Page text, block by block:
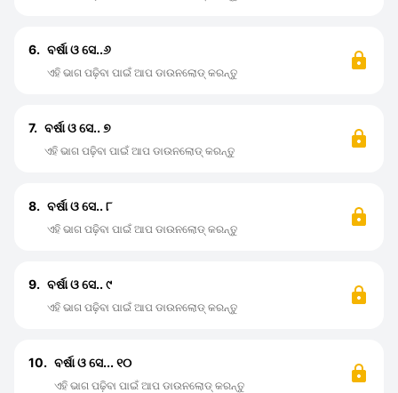
6. ବର୍ଷା ଓ ସେ..୬
ଏହି ଭାଗ ପଢ଼ିବା ପାଇଁ ଆପ ଡାଉନଲୋଡ୍ କରନ୍ତୁ
7. ବର୍ଷା ଓ ସେ.. ୭
ଏହି ଭାଗ ପଢ଼ିବା ପାଇଁ ଆପ ଡାଉନଲୋଡ୍ କରନ୍ତୁ
8. ବର୍ଷା ଓ ସେ.. ୮
ଏହି ଭାଗ ପଢ଼ିବା ପାଇଁ ଆପ ଡାଉନଲୋଡ୍ କରନ୍ତୁ
9. ବର୍ଷା ଓ ସେ.. ୯
ଏହି ଭାଗ ପଢ଼ିବା ପାଇଁ ଆପ ଡାଉନଲୋଡ୍ କରନ୍ତୁ
10. ବର୍ଷା ଓ ସେ... ୧୦
ଏହି ଭାଗ ପଢ଼ିବା ପାଇଁ ଆପ ଡାଉନଲୋଡ୍ କରନ୍ତୁ